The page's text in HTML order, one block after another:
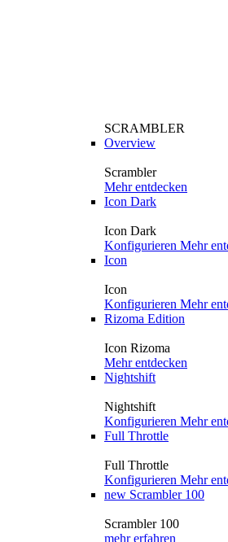
SCRAMBLER
Overview
Scrambler
Mehr entdecken
Icon Dark
Icon Dark
Konfigurieren Mehr
Icon
Icon
Konfigurieren Mehr
Rizoma Edition
Icon Rizoma
Mehr entdecken
Nightshift
Nightshift
Konfigurieren Mehr
Full Throttle
Full Throttle
Konfigurieren Mehr
new Scrambler 100
Scrambler 100
mehr erfahren